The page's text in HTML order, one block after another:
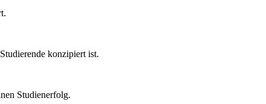
konzipiert ist.
Studienerfolg.